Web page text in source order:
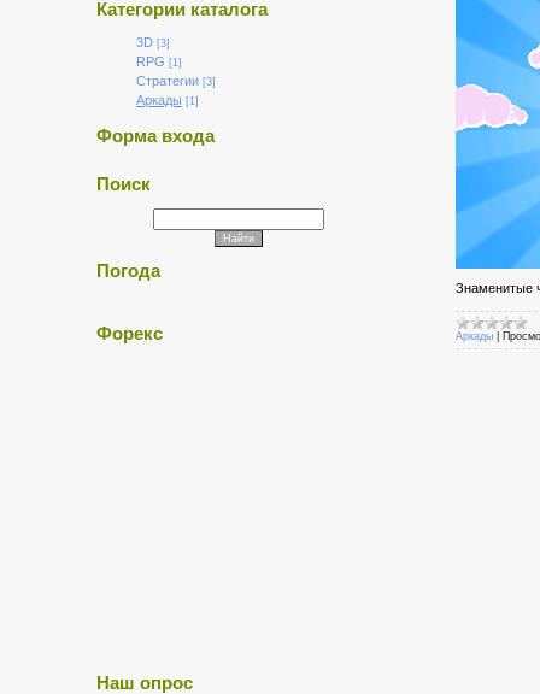
Категории каталога
3D [3]
RPG [1]
Стратегии [3]
Аркады [1]
Форма входа
Поиск
Погода
Форекс
Наш опрос
Знаменитые
Аркады